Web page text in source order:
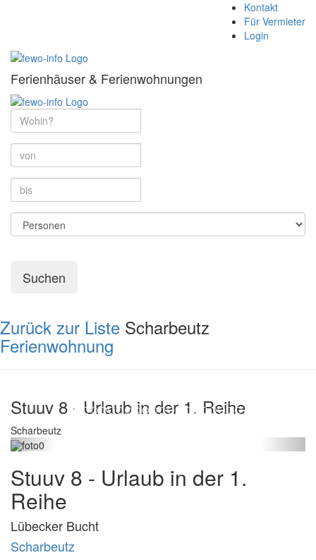
Kontakt
Für Vermieter
Login
Ferienhäuser & Ferienwohnungen
Suchen
Zurück zur Liste Scharbeutz
Ferienwohnung
Stuuv 8 - Urlaub in der 1. Reihe
Scharbeutz
Stuuv 8 - Urlaub in der 1.
Reihe
Lübecker Bucht
Scharbeutz